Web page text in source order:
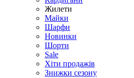
Жилети
Майки
Шарфи
Новинки
Шорти
Sale
Хіти продажів
Знижки сезону